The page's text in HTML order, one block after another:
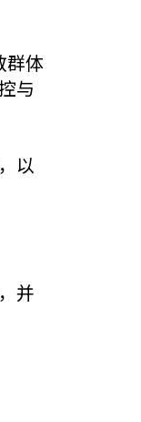
群体
与
以
并